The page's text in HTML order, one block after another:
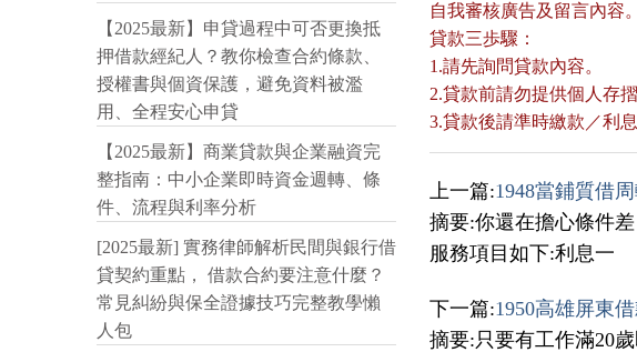
自我審核廣告及留言內容。
貸款三歩驟：
1.請先詢問貸款內容。
2.貸款前請勿提供個人存
3.貸款後請準時繳款／利
上一篇:1948當鋪質借
摘要:你還在擔心條件
服務項目如下:利息一
下一篇:1950高雄屏東
摘要:只要有工作滿20
【2025最新】申貸過程中可否更換抵
押借款經紀人？教你檢查合約條款、
授權書與個資保護，避免資料被濫
用、全程安心申貸
【2025最新】商業貸款與企業融資完
整指南：中小企業即時資金週轉、條
件、流程與利率分析
[2025最新] 實務律師解析民間與銀行借
貸契約重點， 借款合約要注意什麼？
常見糾紛與保全證據技巧完整教學懶
人包